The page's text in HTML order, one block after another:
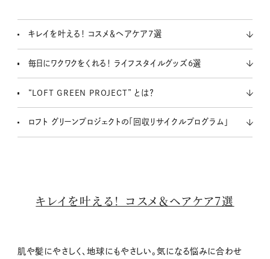
キレイを叶える！ コスメ＆ヘアケア7選
毎日にワクワクをくれる！ ライフスタイルグッズ6選
“LOFT GREEN PROJECT” とは？
ロフト グリーンプロジェクトの「回収リサイクルプログラム」
キレイを叶える！ コスメ＆ヘアケア7選
肌や髪にやさしく、地球にもやさしい。気になる悩みに合わせ